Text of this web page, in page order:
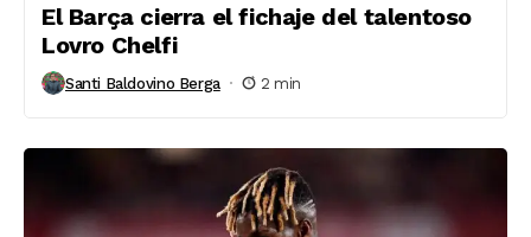
El Barça cierra el fichaje del talentoso
Lovro Chelfi
Santi Baldovino Berga 2 min